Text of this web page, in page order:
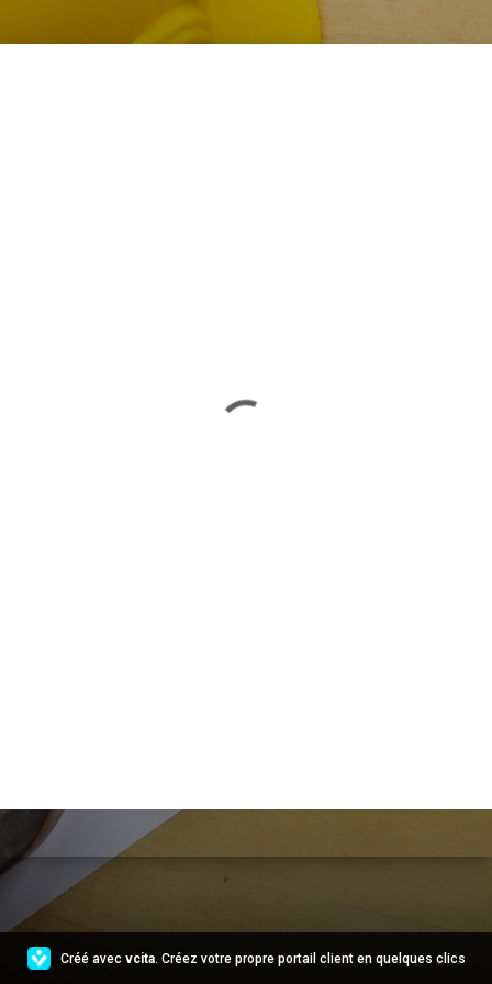
Créé avec vcita. Créez votre propre portail client en quelques clics